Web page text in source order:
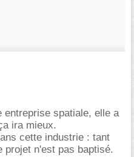
entreprise spatiale, elle a
ira mieux.
cette industrie : tant
projet n'est pas baptisé.